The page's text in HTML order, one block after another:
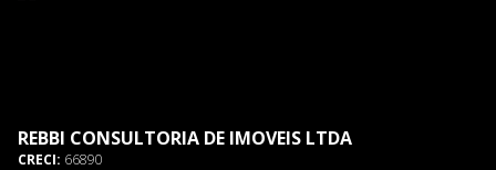
REBBI CONSULTORIA DE IMOVEIS LTDA
CRECI: 66890